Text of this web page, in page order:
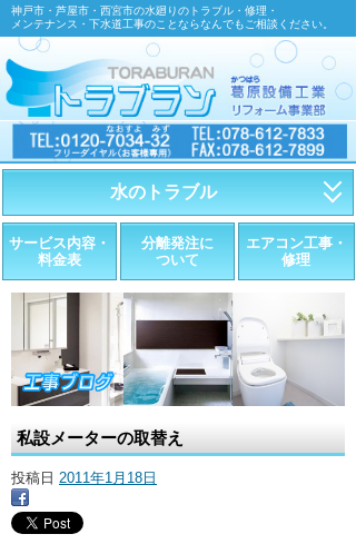
神戸市・芦屋市・西宮市の水廻りのトラブル・修理・
メンテナンス・下水道工事のことならなんでもご相談ください。
水のトラブル
・トイレが詰まったら
・トイレが漏れたら
・水道管が漏れたら
・排水が詰まったら
・水栓金具の取替え
・ここに水栓がほしい
サービス内容・
料金表
分離発注に
ついて
エアコン工事・
修理
私設メーターの取替え
投稿日 2011年1月18日